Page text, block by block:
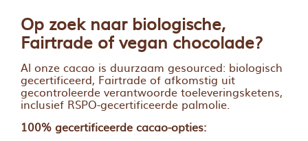
Op zoek naar biologische,
Fairtrade of vegan chocolade?
Al onze cacao is duurzaam gesourced: biologisch
gecertificeerd, Fairtrade of afkomstig uit
gecontroleerde verantwoorde toeleveringsketens,
inclusief RSPO-gecertificeerde palmolie.
100% gecertificeerde cacao-opties: